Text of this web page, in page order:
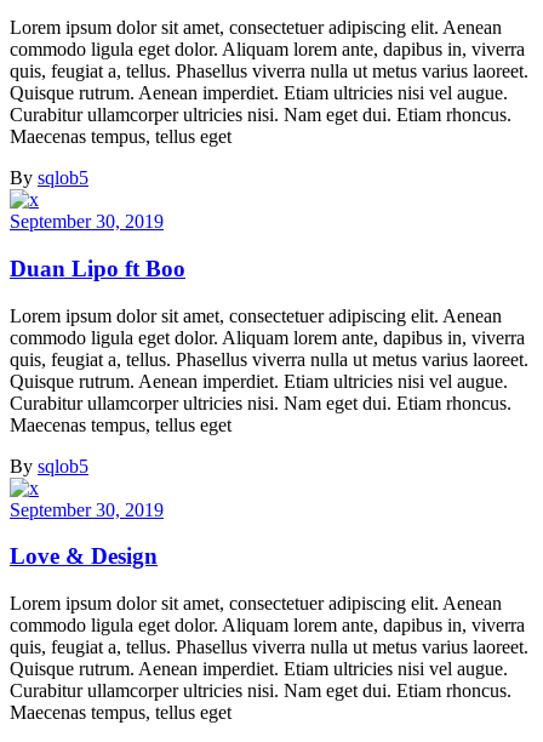
Lorem ipsum dolor sit amet, consectetuer adipiscing elit. Aenean
commodo ligula eget dolor. Aliquam lorem ante, dapibus in, viverra
quis, feugiat a, tellus. Phasellus viverra nulla ut metus varius laoreet.
Quisque rutrum. Aenean imperdiet. Etiam ultricies nisi vel augue.
Curabitur ullamcorper ultricies nisi. Nam eget dui. Etiam rhoncus.
Maecenas tempus, tellus eget
By sqlob5
September 30, 2019
Duan Lipo ft Boo
Lorem ipsum dolor sit amet, consectetuer adipiscing elit. Aenean
commodo ligula eget dolor. Aliquam lorem ante, dapibus in, viverra
quis, feugiat a, tellus. Phasellus viverra nulla ut metus varius laoreet.
Quisque rutrum. Aenean imperdiet. Etiam ultricies nisi vel augue.
Curabitur ullamcorper ultricies nisi. Nam eget dui. Etiam rhoncus.
Maecenas tempus, tellus eget
By sqlob5
September 30, 2019
Love & Design
Lorem ipsum dolor sit amet, consectetuer adipiscing elit. Aenean
commodo ligula eget dolor. Aliquam lorem ante, dapibus in, viverra
quis, feugiat a, tellus. Phasellus viverra nulla ut metus varius laoreet.
Quisque rutrum. Aenean imperdiet. Etiam ultricies nisi vel augue.
Curabitur ullamcorper ultricies nisi. Nam eget dui. Etiam rhoncus.
Maecenas tempus, tellus eget